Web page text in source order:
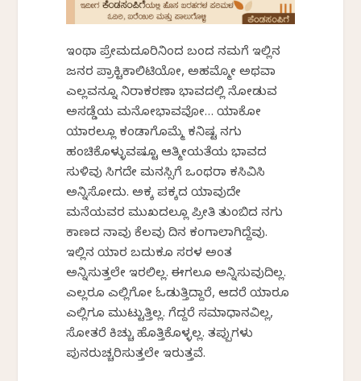
ಇಂಥಾ ಪ್ರೇಮದೂರಿನಿಂದ ಬಂದ ನಮಗೆ ಇಲ್ಲಿನ
ಜನರ ಪ್ರಾಕ್ಟಿಕಾಲಿಟಿಯೋ, ಅಹಮ್ಮೋ ಅಥವಾ
ಎಲ್ಲವನ್ನೂ ನಿರಾಕರಣಾ ಭಾವದಲ್ಲಿ ನೋಡುವ
ಅಸಡ್ಡೆಯ ಮನೋಭಾವವೋ… ಯಾಕೋ
ಯಾರಲ್ಲೂ ಕಂಡಾಗೊಮ್ಮೆ ಕನಿಷ್ಟ ನಗು
ಹಂಚಿಕೊಳ್ಳುವಷ್ಟೂ ಆತ್ಮೀಯತೆಯ ಭಾವದ
ಸುಳಿವು ಸಿಗದೇ ಮನಸ್ಸಿಗೆ ಒಂಥರಾ ಕಸಿವಿಸಿ
ಅನ್ನಿಸೋದು. ಅಕ್ಕ ಪಕ್ಕದ ಯಾವುದೇ
ಮನೆಯವರ ಮುಖದಲ್ಲೂ ಪ್ರೀತಿ ತುಂಬಿದ ನಗು
ಕಾಣದ ನಾವು ಕೆಲವು ದಿನ ಕಂಗಾಲಾಗಿದ್ದೆವು.
ಇಲ್ಲಿನ ಯಾರ ಬದುಕೂ ಸರಳ ಅಂತ
ಅನ್ನಿಸುತ್ತಲೇ ಇರಲಿಲ್ಲ. ಈಗಲೂ ಅನ್ನಿಸುವುದಿಲ್ಲ.
ಎಲ್ಲರೂ ಎಲ್ಲಿಗೋ ಓಡುತ್ತಿದ್ದಾರೆ, ಆದರೆ ಯಾರೂ
ಎಲ್ಲಿಗೂ ಮುಟ್ಟುತ್ತಿಲ್ಲ. ಗೆದ್ದರೆ ಸಮಾಧಾನವಿಲ್ಲ,
ಸೋತರೆ ಕಿಚ್ಚು ಹೊತ್ತಿಕೊಳ್ಳಲ್ಲ. ತಪ್ಪುಗಳು
ಪುನರುಚ್ಚರಿಸುತ್ತಲೇ ಇರುತ್ತವೆ.